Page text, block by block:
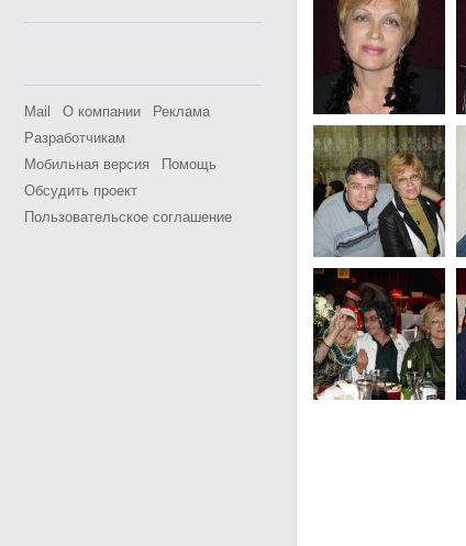
Mail О компании
Реклама
Разработчикам
Мобильная версия
Помощь
Обсудить проект
Пользовательское соглашение